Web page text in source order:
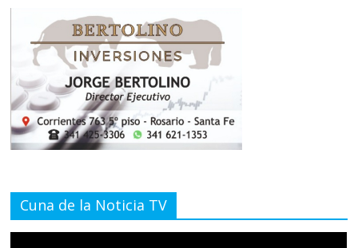
Cuna de la Noticia TV